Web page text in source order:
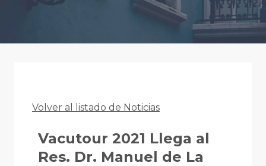
Volver al listado de Noticias
Vacutour 2021 Llega al
Res. Dr. Manuel de La